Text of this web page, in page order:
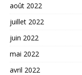
août 2022
juillet 2022
juin 2022
mai 2022
avril 2022